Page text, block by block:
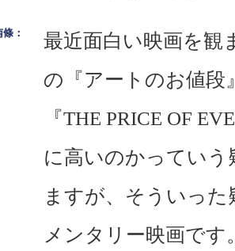
最近面白い映画を観
の『アートのお値段
『THE PRICE OF
に高いのかってい
ますが、そういっ
メンタリー映画です